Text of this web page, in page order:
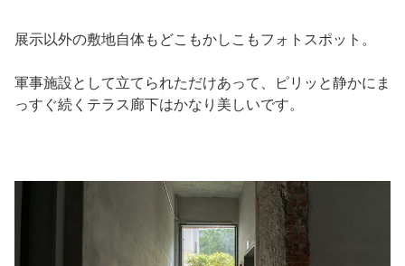
展示以外の敷地自体もどこもかしこもフォトスポット。
軍事施設として立てられただけあって、ピリッと静かにま
っすぐ続くテラス廊下はかなり美しいです。